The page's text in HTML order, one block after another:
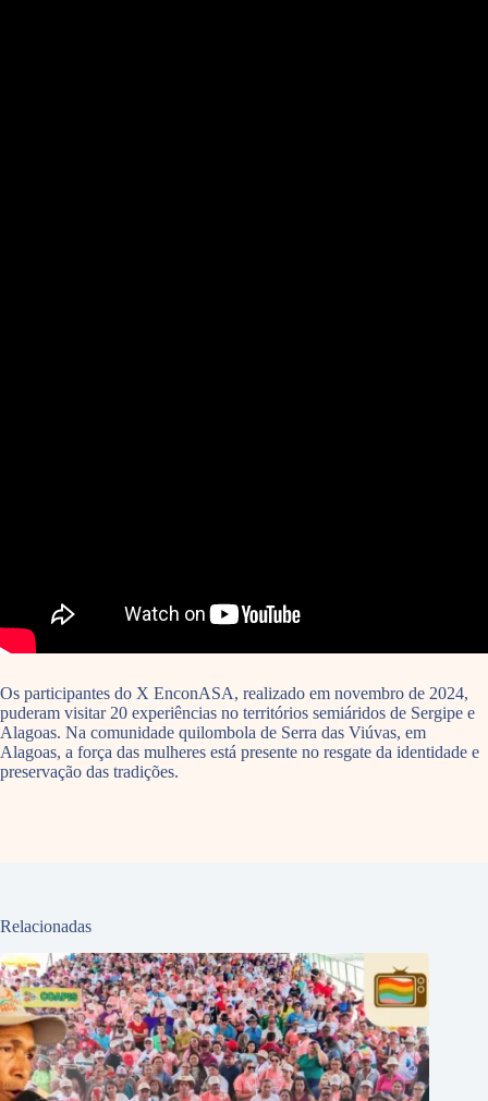
Os participantes do X EnconASA, realizado em novembro de 2024,
puderam visitar 20 experiências no territórios semiáridos de Sergipe e
Alagoas. Na comunidade quilombola de Serra das Viúvas, em
Alagoas, a força das mulheres está presente no resgate da identidade e
preservação das tradições.
Relacionadas